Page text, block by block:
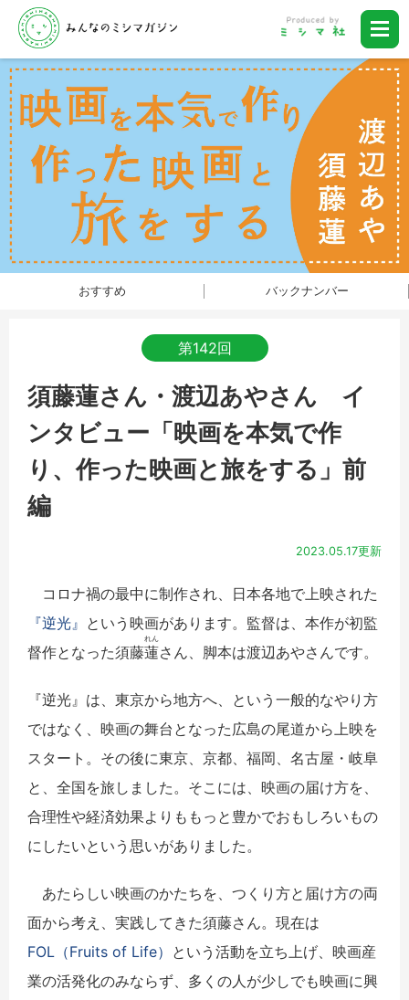
おすすめ バックナンバー
第142回
須藤蓮さん・渡辺あやさん イ
ンタビュー「映画を本気で作
り、作った映画と旅をする」前
編
2023.05.17更新
コロナ禍の最中に制作され、日本各地で上映された
『逆光』 という映画があります。監督は、本作が初監
督作となった須藤蓮
れん
さん、脚本は渡辺あやさんです。
『逆光』は、東京から地方へ、という一般的なやり方
ではなく、映画の舞台となった広島の尾道から上映を
スタート。その後に東京、京都、福岡、名古屋・岐阜
と、全国を旅しました。そこには、映画の届け方を、
合理性や経済効果よりももっと豊かでおもしろいもの
にしたいという思いがありました。
あたらしい映画のかたちを、つくり方と届け方の両
面から考え、実践してきた須藤さん。現在は
FOL（Fruits of Life） という活動を立ち上げ、映画産
業の活発化のみならず、多くの人が少しでも映画に興